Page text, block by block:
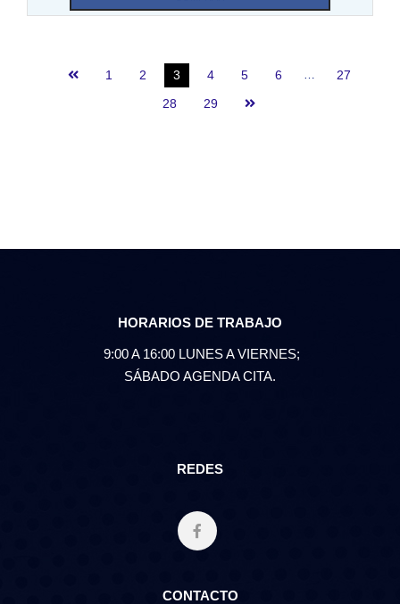
1 2 3 4 5 6
27
28
29
HORARIOS DE TRABAJO
9:00 A 16:00 LUNES A VIERNES;
SÁBADO AGENDA CITA.
REDES
CONTACTO